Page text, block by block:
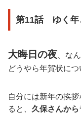
第11話 ゆく年
大晦日の夜 、な
どうやら年賀状につ
自分には新年の挨
ると、 久保さんから